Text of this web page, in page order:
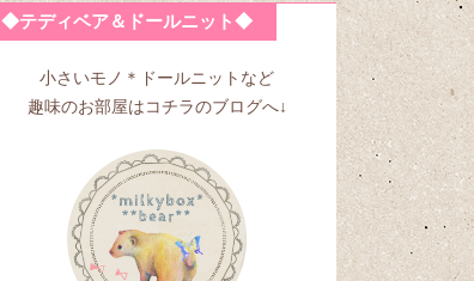
◆テディベア＆ドールニット◆
小さいモノ＊ドールニットなど
趣味のお部屋はコチラのブログへ↓